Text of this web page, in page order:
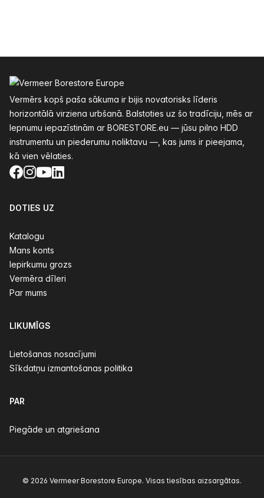
Vermērs kopš paša sākuma ir bijis novatorisks līderis
horizontālā virziena urbšanā. Balstoties uz šo tradīciju, mēs ar
lepnumu iepazīstinām ar BORESTORE.eu — jūsu pilno HDD
instrumentu un piederumu noliktavu —, kas jums ir pieejama,
kā vien vēlaties.
Facebook
Instagram
YouTube
LinkedIn
DOTIES UZ
Katalogu
Mans konts
Iepirkumu grozs
Vermēra dīleri
Par mums
LIKUMĪGS
Lietošanas nosacījumi
Sīkdatņu izmantošanas politika
PAR
Piegāde un atgriešana
© 2026 Vermeer Borestore Europe. Visas tiesības aizsargātas.